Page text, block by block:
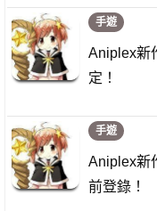
手遊
Aniplex新
定！
手遊
Aniplex新
前登錄！